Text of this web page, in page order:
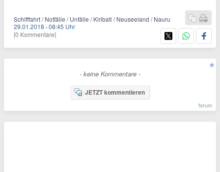
Schifffahrt / Notfälle / Unfälle / Kiribati / Neuseeland / Nauru
29.01.2018 ·08:45 Uhr
[0 Kommentare]
- keine Kommentare -
JETZT kommentieren
forum